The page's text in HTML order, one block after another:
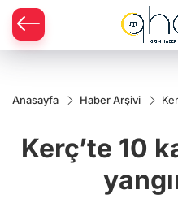
Anasayfa Haber Arşivi
Kerç’te 10